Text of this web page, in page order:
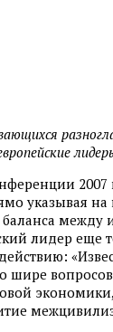
2007
указывая на
между
лидер еще
шире